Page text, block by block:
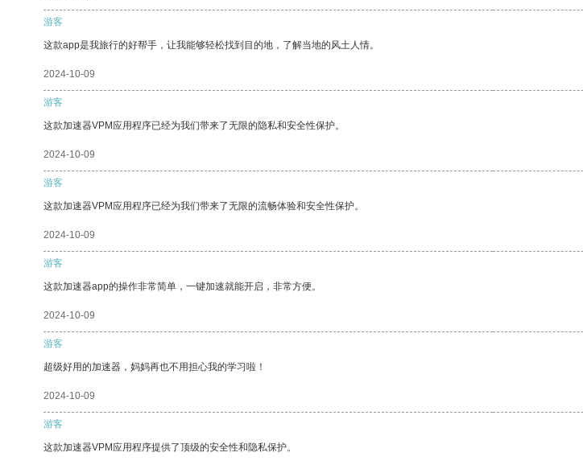
游客
这款app是我旅行的好帮手，让我能够轻松找到目的地，了解当地的风土人情。
2024-10-09
游客
这款加速器VPM应用程序已经为我们带来了无限的隐私和安全性保护。
2024-10-09
游客
这款加速器VPM应用程序已经为我们带来了无限的流畅体验和安全性保护。
2024-10-09
游客
这款加速器app的操作非常简单，一键加速就能开启，非常方便。
2024-10-09
游客
超级好用的加速器，妈妈再也不用担心我的学习啦！
2024-10-09
游客
这款加速器VPM应用程序提供了顶级的安全性和隐私保护。